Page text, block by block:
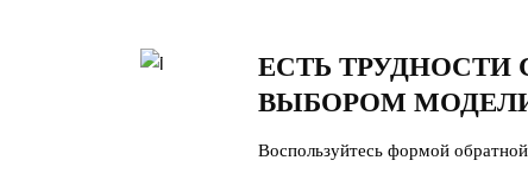
ЕСТЬ ТРУДНОСТИ
ВЫБОРОМ
Воспользуйтесь формой